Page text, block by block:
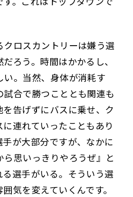
ロスカントリーは嫌う選
ろう。時間はかかるし、
い。当然、身体が消耗す
合で勝つこととも関連も
告げずにバスに乗せ、ク
連れていったこともあり
が大部分ですが、なかに
思いっきりやろうぜ』と
選手がいる。そういう選
気を変えていくんです。